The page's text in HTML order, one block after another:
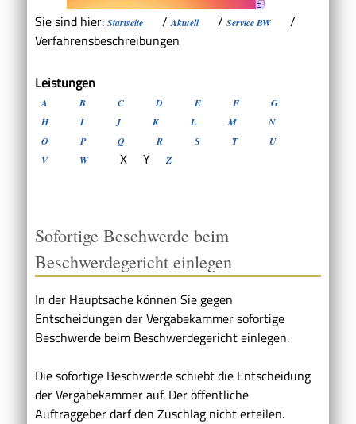
Sie sind hier: Startseite /Aktuell / Service BW
/
Verfahrensbeschreibungen
Leistungen
A B C D E F
G
H
I J K L M
N
O
P Q R S T
U
V
W X Y Z
Sofortige Beschwerde beim
Beschwerdegericht einlegen
In der Hauptsache können Sie gegen
Entscheidungen der Vergabekammer sofortige
Beschwerde beim Beschwerdegericht einlegen.
Die sofortige Beschwerde schiebt die Entscheidung
der Vergabekammer auf. Der öffentliche
Auftraggeber darf den Zuschlag nicht erteilen.